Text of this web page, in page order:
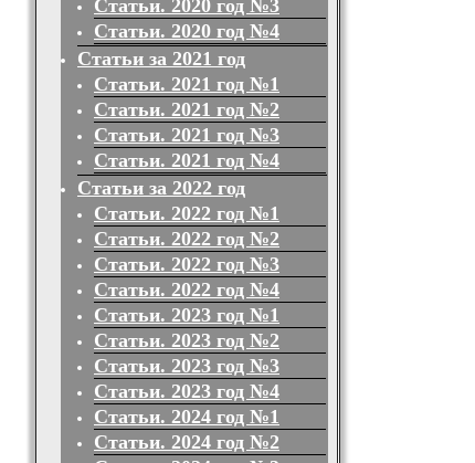
Статьи. 2020 год №3
Статьи. 2020 год №4
Статьи за 2021 год
Статьи. 2021 год №1
Статьи. 2021 год №2
Статьи. 2021 год №3
Статьи. 2021 год №4
Статьи за 2022 год
Статьи. 2022 год №1
Статьи. 2022 год №2
Статьи. 2022 год №3
Статьи. 2022 год №4
Статьи. 2023 год №1
Статьи. 2023 год №2
Статьи. 2023 год №3
Статьи. 2023 год №4
Статьи. 2024 год №1
Статьи. 2024 год №2